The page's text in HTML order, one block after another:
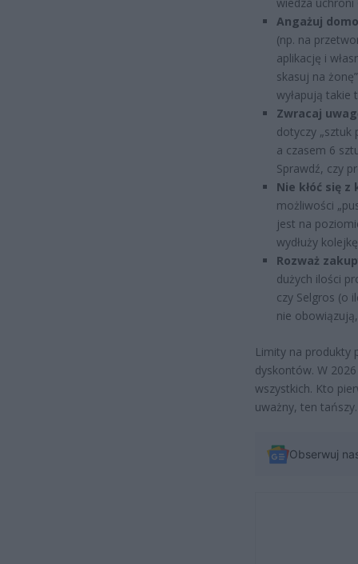
Angażuj
(np. na
aplikację i
skasuj na
wyłapują takie
Zwracaj
dotyczy „sztuk
a czasem 6
Sprawdź, czy
Nie kłóć się
możliwości
jest na
wydłuży
Rozważ
dużych ilości
czy Selgros (o
nie
Limity na produkty
dyskontów. W
wszystkich. Kto
uważny, ten tańszy.
Obserwuj